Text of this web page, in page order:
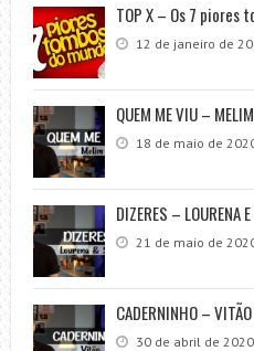
TOP X – Os 7 piores
12 de janeiro de
QUEM ME VIU –
18 de maio de
DIZERES – LOURENA
21 de maio de
CADERNINHO –
30 de abril de 2020